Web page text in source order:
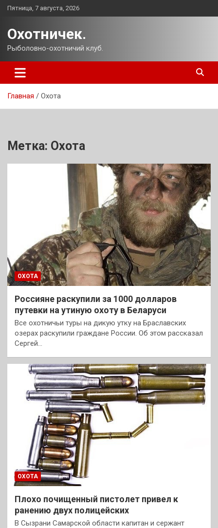
Перейти
Пятница, 7 августа, 2026
Охотничек.
Рыболовно-охотничий клуб.
Главная Охота
Метка: Охота
ОХОТА
Россияне раскупили за 1000 долларов
путевки на утиную охоту в Беларуси
Все охотничьи туры на дикую утку на Браславских
озерах раскупили граждане России. Об этом рассказал
Сергей…
ОХОТА
Плохо почищенный пистолет привел к
ранению двух полицейских
В Сызрани Самарской области капитан и сержант